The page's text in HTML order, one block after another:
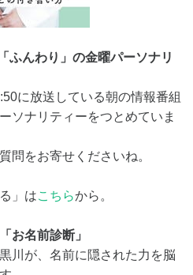
んわり」の金曜パーソナリ
に放送している朝の情報番組
ソナリティーをつとめていま
問をお寄せくださいね。
」はこちらから。
お名前診断」
川が、名前に隠された力を脳